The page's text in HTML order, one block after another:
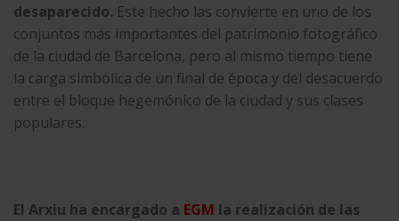
desaparecido. Este hecho las convierte en uno de los
conjuntos más importantes del patrimonio fotográfico
de la ciudad de Barcelona, pero al mismo tiempo tiene
la carga simbólica de un final de época y del desacuerdo
entre el bloque hegemónico de la ciudad y sus clases
populares.
El Arxiu ha encargado a EGM la realización de las